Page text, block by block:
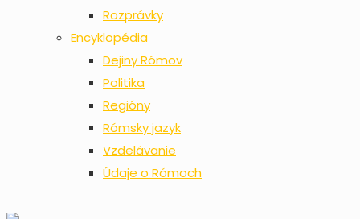
Rozprávky
Encyklopédia
Dejiny Rómov
Politika
Regióny
Rómsky jazyk
Vzdelávanie
Údaje o Rómoch